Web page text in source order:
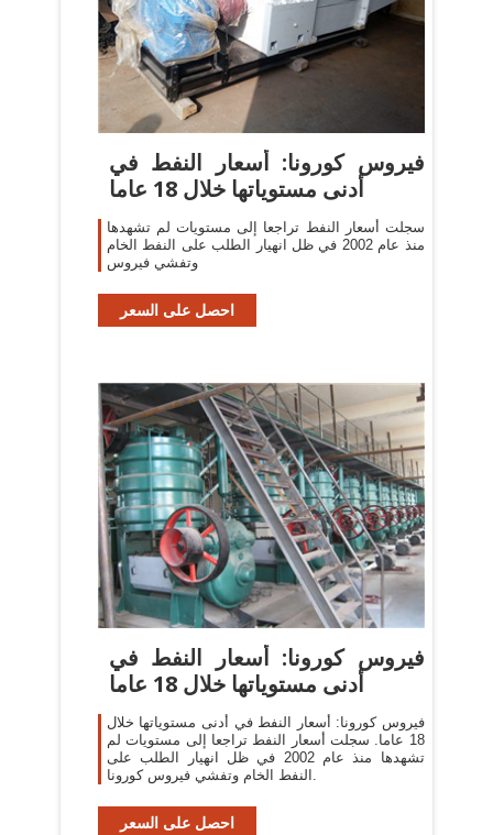
فيروس كورونا: أسعار النفط في
أدنى مستوياتها خلال 18 عاما
سجلت أسعار النفط تراجعا إلى مستويات لم تشهدها
منذ عام 2002 في ظل انهيار الطلب على النفط الخام
وتفشي فيروس
احصل على السعر
فيروس كورونا: أسعار النفط في
أدنى مستوياتها خلال 18 عاما
فيروس كورونا: أسعار النفط في أدنى مستوياتها خلال
18 عاما. سجلت أسعار النفط تراجعا إلى مستويات لم
تشهدها منذ عام 2002 في ظل انهيار الطلب على
النفط الخام وتفشي فيروس كورونا.
احصل على السعر